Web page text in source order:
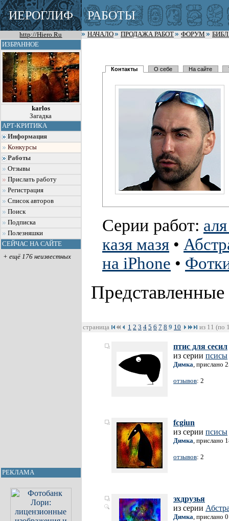
ИЕРОГЛИФ РАБОТЫ
http://Hiero.Ru НАЧАЛО ПРОДАЖА РАБОТ ФОРУМ
ИЗБРАННОЕ
karlos
Загадка
АРТ-КРИТИКА
Информация
Конкурсы
Работы
Отзывы
Прислать работу
Регистрация
Список авторов
Поиск
Подписка
Полезняшки
СЕЙЧАС НА САЙТЕ
+ ещё 176 неизвестных
РЕКЛАМА
Контакты О себе На сайте
Серии работ:
казя мазя •
на iPhone •
страница 1 2 3 4 5 6 7 8 9 10 из 11 (по
птис для сесил
из серии псисы
Димка, прислано
отзывов: 2
fcgiun
из серии псисы
Димка, прислано
отзывов: 2
эхдрузья
из серии
Димка, прислано